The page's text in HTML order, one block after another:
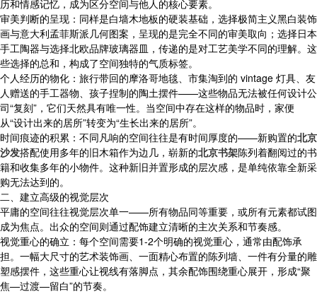
历和情感记忆，成为区分空间与他人的核心要素。
审美判断的呈现：同样是白墙木地板的硬装基础，选择极简主义黑白装饰
画与意大利孟菲斯派几何图案，呈现的是完全不同的审美取向；选择日本
手工陶器与选择北欧品牌玻璃器皿，传递的是对工艺美学不同的理解。这
些选择的总和，构成了空间独特的气质标签。
个人经历的物化：旅行带回的摩洛哥地毯、市集淘到的 vintage 灯具、友
人赠送的手工器物、孩子捏制的陶土摆件——这些物品无法被任何设计公
司“复刻”，它们天然具有唯一性。当空间中存在这样的物品时，家便
从“设计出来的居所”转变为“生长出来的居所”。
时间痕迹的积累：不同凡响的空间往往是有时间厚度的——新购置的北京
沙发搭配使用多年的旧木箱作为边几，崭新的北京书架陈列着翻阅过的书
籍和收集多年的小物件。这种新旧并置形成的层次感，是单纯依靠全新采
购无法达到的。
二、建立高级的视觉层次
平庸的空间往往视觉层次单一——所有物品同等重要，或所有元素都试图
成为焦点。出众的空间则通过配饰建立清晰的主次关系和节奏感。
视觉重心的确立：每个空间需要1-2个明确的视觉重心，通常由配饰承
担。一幅大尺寸的艺术装饰画、一面精心布置的陈列墙、一件有分量的雕
塑感摆件，这些重心让视线有落脚点，其余配饰围绕重心展开，形成“聚
焦—过渡—留白”的节奏。